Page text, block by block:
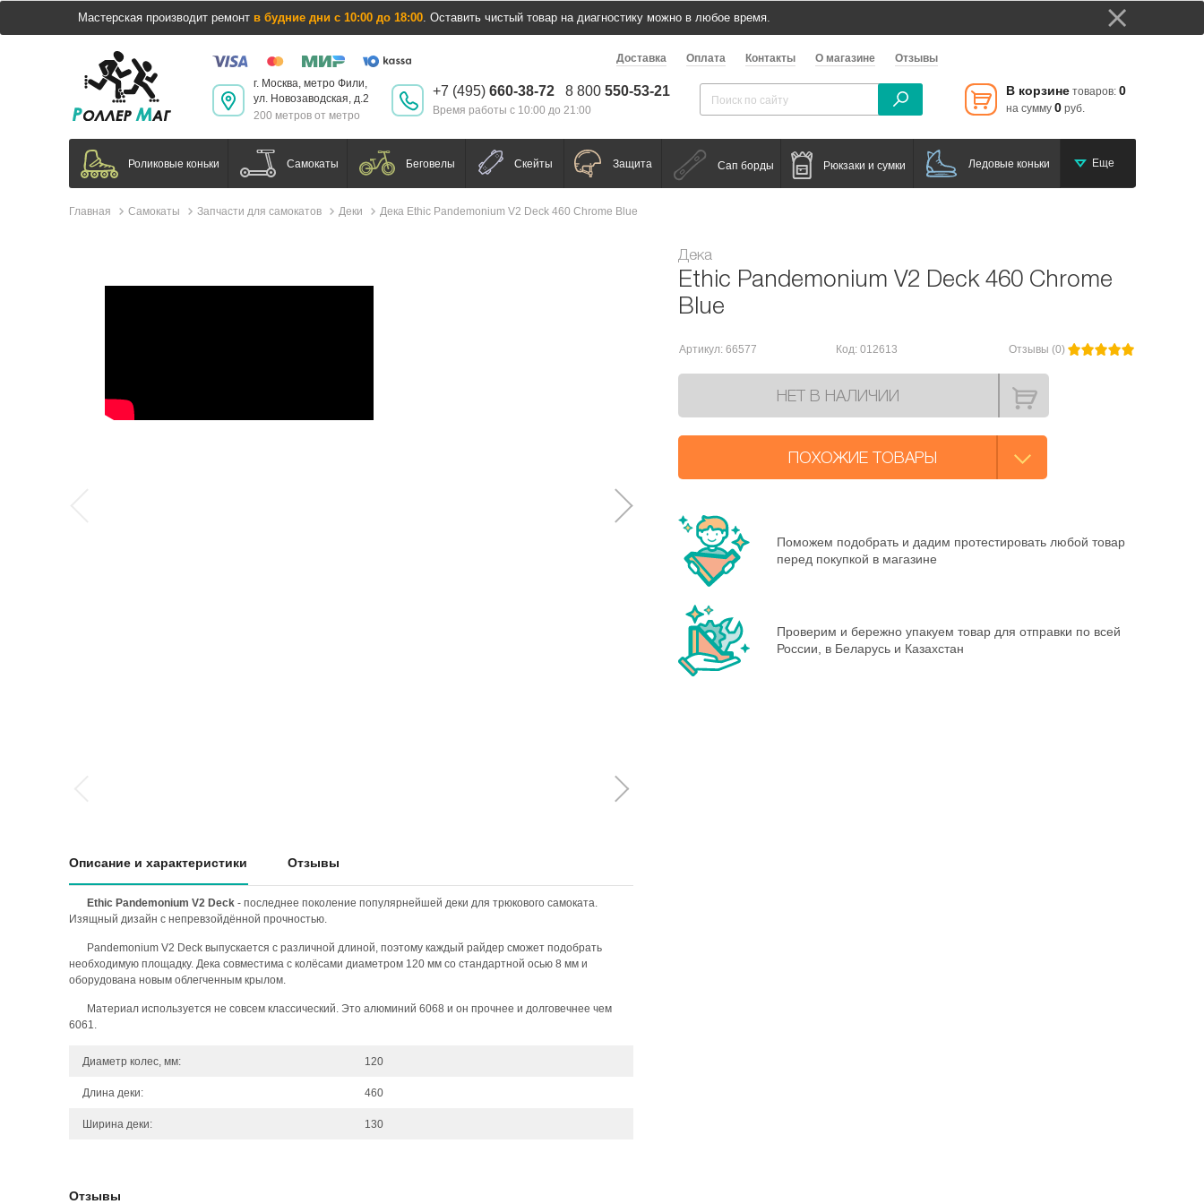
Мастерская производит ремонт в будние дни с 10:00 до 18:00. Оставить чистый товар на диагностику можно в любое время.
Доставка Оплата Контакты О магазине Отзывы
В корзине товаров: 0
на сумму 0 руб.
г. Москва, метро Фили,
ул. Новозаводская, д.2
200 метров от метро
+7 (495) 660-38-72 8 800 550-53-21
Время работы с 10:00 до 21:00
Роликовые коньки Самокаты Беговелы Скейты Защита Сап борды Рюкзаки и сумки Ледовые коньки Еще
Главная Самокаты Запчасти для самокатов Деки Дека Ethic Pandemonium V2 Deck 460 Chrome Blue
Описание и характеристики Отзывы
Ethic Pandemonium V2 Deck - последнее поколение популярнейшей деки для трюкового самоката.
Изящный дизайн с непревзойдённой прочностью.
Pandemonium V2 Deck выпускается с различной длиной, поэтому каждый райдер сможет подобрать
необходимую площадку. Дека совместима с колёсами диаметром 120 мм со стандартной осью 8 мм и
оборудована новым облегченным крылом.
Материал используется не совсем классический. Это алюминий 6068 и он прочнее и долговечнее чем
6061.
Диаметр колес, мм: 120
Длина деки: 460
Ширина деки: 130
Отзывы
Дека
Ethic Pandemonium V2 Deck 460 Chrome
Blue
Артикул: 66577 Код: 012613 Отзывы (0)
НЕТ В НАЛИЧИИ
ПОХОЖИЕ ТОВАРЫ
Поможем подобрать и дадим протестировать любой товар
перед покупкой в магазине
Проверим и бережно упакуем товар для отправки по всей
России, в Беларусь и Казахстан